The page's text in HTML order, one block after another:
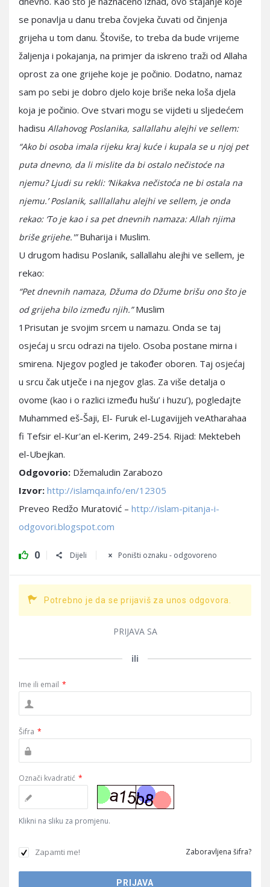
se ponavlja u danu treba čovjeka čuvati od činjenja
grijeha u tom danu. Štoviše, to treba da bude vrijeme
žaljenja i pokajanja, na primjer da iskreno traži od Allaha
oprost za one grijehe koje je počinio. Dodatno, namaz
sam po sebi je dobro djelo koje briše neka loša djela
koja je počinio. Ove stvari mogu se vijdeti u sljedećem
hadisu Allahovog Poslanika, sallallahu alejhi ve sellem:
“Ako bi osoba imala rijeku kraj kuće i kupala se u njoj pet
puta dnevno, da li mislite da bi ostalo nečistoće na
njemu? Ljudi su rekli: ‘Nikakva nečistoća ne bi ostala na
njemu.’ Poslanik, salllallahu alejhi ve sellem, je onda
rekao: ‘To je kao i sa pet dnevnih namaza: Allah njima
briše grijehe.'”Buharija i Muslim.
U drugom hadisu Poslanik, sallallahu alejhi ve sellem, je
rekao:
“Pet dnevnih namaza, Džuma do Džume brišu ono što je
od grijeha bilo između njih.”Muslim
1Prisutan je svojim srcem u namazu. Onda se taj
osjećaj u srcu odrazi na tijelo. Osoba postane mirna i
smirena. Njegov pogled je također oboren. Taj osjećaj
u srcu čak utječe i na njegov glas. Za više detalja o
ovome (kao i o razlici između hušu’ i huzu’), pogledajte
Muhammed eš-Šaji, El- Furuk el-Lugavijjeh veAtharahaa
fi Tefsir el-Kur'an el-Kerim, 249-254. Rijad: Mektebeh
el-Ubejkan.
Odgovorio: Džemaludin Zarabozo
Izvor: http://islamqa.info/en/12305
Preveo Redžo Muratović – http://islam-pitanja-i-
odgovori.blogspot.com
0 Dijeli Poništi oznaku - odgovoreno
Potrebno je da se prijaviš za unos odgovora.
PRIJAVA SA
ili
Ime ili email *
Šifra *
Označi kvadratić *
Klikni na sliku za promjenu.
Zapamti me! Zaboravljena šifra?